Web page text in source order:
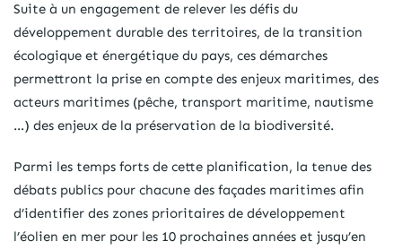
Suite à un engagement de relever les défis du
développement durable des territoires, de la transition
écologique et énergétique du pays, ces démarches
permettront la prise en compte des enjeux maritimes, des
acteurs maritimes (pêche, transport maritime, nautisme
…) des enjeux de la préservation de la biodiversité.
Parmi les temps forts de cette planification, la tenue des
débats publics pour chacune des façades maritimes afin
d’identifier des zones prioritaires de développement
l’éolien en mer pour les 10 prochaines années et jusqu’en